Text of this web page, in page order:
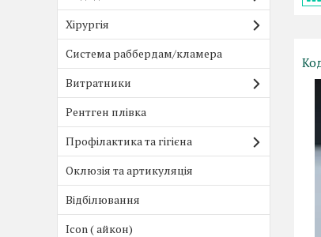
Хірургія
Система раббердам/кламера
Витратники
Рентген плівка
Профілактика та гігієна
Оклюзія та артикуляція
Відбілювання
Icon ( айкон)